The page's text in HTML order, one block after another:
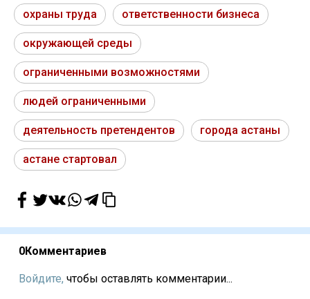
охраны труда ответственности бизнеса
окружающей среды
ограниченными возможностями
людей ограниченными
деятельность претендентов города астаны
астане стартовал
0Комментариев
Войдите, чтобы оставлять комментарии...